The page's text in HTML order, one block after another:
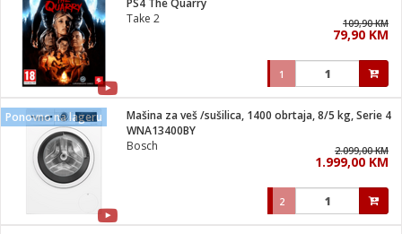
PS4 The Quarry
Take 2
109,90 KM
79,90 KM
1
Ponovno na lageru
Mašina za veš /sušilica, 1400 obrtaja, 8/5 kg, Serie 4
WNA13400BY
Bosch
2.099,00 KM
1.999,00 KM
2